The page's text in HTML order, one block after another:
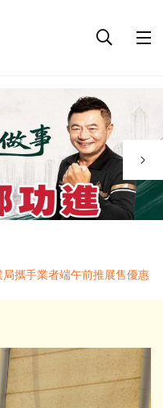
攜手業者端午前推展售優惠